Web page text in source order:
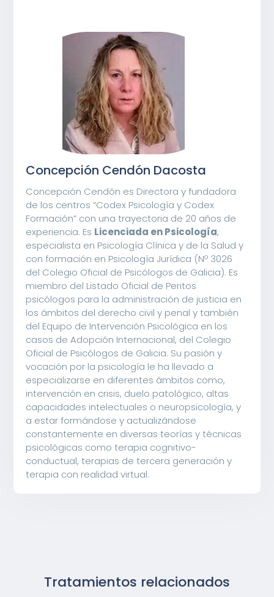
Concepción Cendón Dacosta
Concepción Cendón es Directora y fundadora
de los centros “Codex Psicología y Codex
Formación” con una trayectoria de 20 años de
experiencia. Es Licenciada en Psicología,
especialista en Psicología Clínica y de la Salud y
con formación en Psicología Jurídica (Nº 3026
del Colegio Oficial de Psicólogos de Galicia). Es
miembro del Listado Oficial de Peritos
psicólogos para la administración de justicia en
los ámbitos del derecho civil y penal y también
del Equipo de Intervención Psicológica en los
casos de Adopción Internacional, del Colegio
Oficial de Psicólogos de Galicia. Su pasión y
vocación por la psicología le ha llevado a
especializarse en diferentes ámbitos como,
intervención en crisis, duelo patológico, altas
capacidades intelectuales o neuropsicología, y
a estar formándose y actualizándose
constantemente en diversas teorías y técnicas
psicológicas como terapia cognitivo-
conductual, terapias de tercera generación y
terapia con realidad virtual.
Tratamientos relacionados